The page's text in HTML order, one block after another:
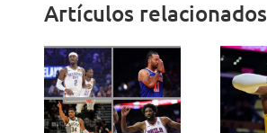
Artículos relacionados